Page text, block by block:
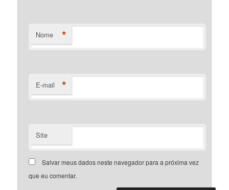
Nome *
E-mail *
Site
Salvar meus dados neste navegador para a próxima vez
que eu comentar.